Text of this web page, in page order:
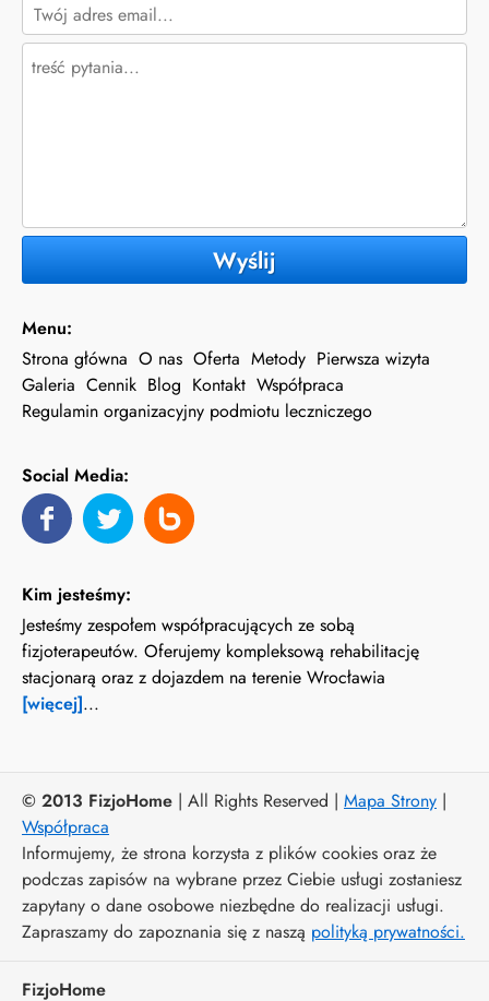
Wyślij
Menu:
Strona główna O nas Oferta Metody Pierwsza wizyta
Galeria Cennik Blog Kontakt Współpraca
Regulamin organizacyjny podmiotu leczniczego
Social Media:
Kim jesteśmy:
Jesteśmy zespołem współpracujących ze sobą
fizjoterapeutów. Oferujemy kompleksową rehabilitację
stacjonarą oraz z dojazdem na terenie Wrocławia
[więcej]...
© 2013 FizjoHome | All Rights Reserved | Mapa Strony |
Współpraca
Informujemy, że strona korzysta z plików cookies oraz że
podczas zapisów na wybrane przez Ciebie usługi zostaniesz
zapytany o dane osobowe niezbędne do realizacji usługi.
Zapraszamy do zapoznania się z naszą polityką prywatności.
FizjoHome